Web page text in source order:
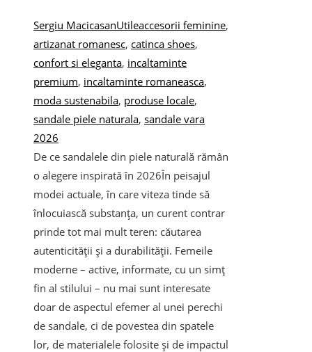
Sergiu MacicasanUtileaccesorii feminine,
artizanat romanesc, catinca shoes,
confort si eleganta, incaltaminte
premium, incaltaminte romaneasca,
moda sustenabila, produse locale,
sandale piele naturala, sandale vara
2026
De ce sandalele din piele naturală rămân
o alegere inspirată în 2026În peisajul
modei actuale, în care viteza tinde să
înlocuiască substanța, un curent contrar
prinde tot mai mult teren: căutarea
autenticității și a durabilității. Femeile
moderne – active, informate, cu un simț
fin al stilului – nu mai sunt interesate
doar de aspectul efemer al unei perechi
de sandale, ci de povestea din spatele
lor, de materialele folosite și de impactul